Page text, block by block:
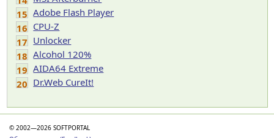
15 Adobe Flash Player
16 CPU-Z
17 Unlocker
18 Alcohol 120%
19 AIDA64 Extreme
20 Dr.Web CureIt!
© 2002—2026 SOFTPORTAL